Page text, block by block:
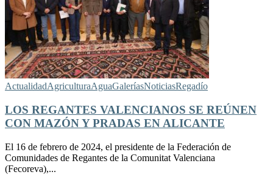
ActualidadAgriculturaAguaGaleríasNoticiasRegadío
LOS REGANTES VALENCIANOS SE REÚNEN
CON MAZÓN Y PRADAS EN ALICANTE
El 16 de febrero de 2024, el presidente de la Federación de
Comunidades de Regantes de la Comunitat Valenciana
(Fecoreva),...